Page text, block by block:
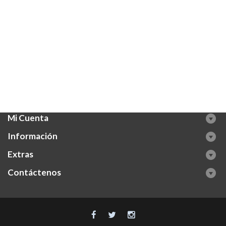
Mi Cuenta
Información
Extras
Contáctenos